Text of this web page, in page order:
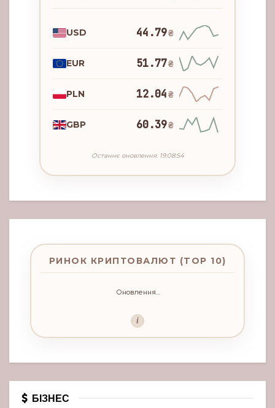
USD 44.79₴
EUR 51.77₴
PLN 12.04₴
GBP 60.39₴
Останнє оновлення: 19:08:54
РИНОК КРИПТОВАЛЮТ (TOP 10)
Оновлення...
i
БІЗНЕС